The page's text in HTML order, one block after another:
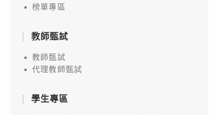
榜單專區
教師甄試
教師甄試
代理教師甄試
學生專區